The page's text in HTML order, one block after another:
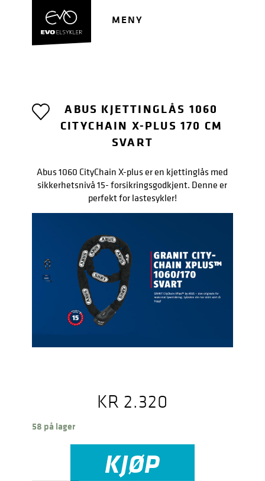
navigasjon
MENY
ABUS KJETTINGLÅS 1060
CITYCHAIN X-PLUS 170 CM
SVART
Abus 1060 CityChain X-plus er en kjettinglås med
sikkerhetsnivå 15- forsikringsgodkjent. Denne er
perfekt for lastesykler!
KR 2.320
58 på lager
KJØP